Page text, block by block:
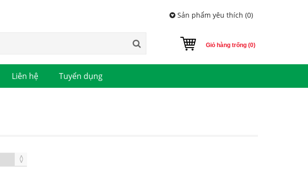
Sản phẩm yêu thích (0)
Giỏ hàng trống (0)
Liên hệ Tuyển dụng